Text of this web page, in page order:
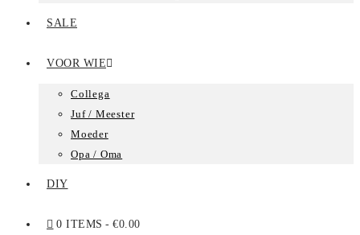
SALE
VOOR WIE
Collega
Juf / Meester
Moeder
Opa / Oma
DIY
0 ITEMS €0.00